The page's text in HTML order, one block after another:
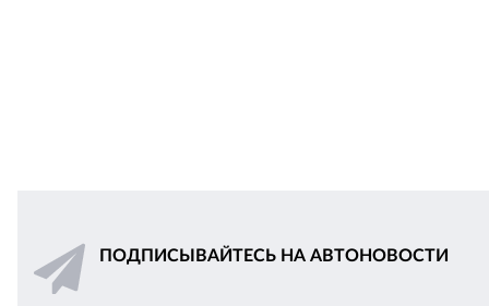
ПОДПИСЫВАЙТЕСЬ НА АВТОНОВОСТИ